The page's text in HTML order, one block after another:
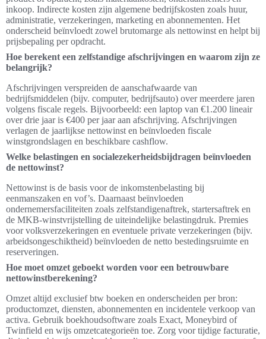
inkoop. Indirecte kosten zijn algemene bedrijfskosten zoals huur,
administratie, verzekeringen, marketing en abonnementen. Het
onderscheid beïnvloedt zowel brutomarge als nettowinst en helpt bij
prijsbepaling per opdracht.
Hoe berekent een zelfstandige afschrijvingen en waarom zijn ze
belangrijk?
Afschrijvingen verspreiden de aanschafwaarde van
bedrijfsmiddelen (bijv. computer, bedrijfsauto) over meerdere jaren
volgens fiscale regels. Bijvoorbeeld: een laptop van €1.200 lineair
over drie jaar is €400 per jaar aan afschrijving. Afschrijvingen
verlagen de jaarlijkse nettowinst en beïnvloeden fiscale
winstgrondslagen en beschikbare cashflow.
Welke belastingen en socialezekerheidsbijdragen beïnvloeden
de nettowinst?
Nettowinst is de basis voor de inkomstenbelasting bij
eenmanszaken en vof’s. Daarnaast beïnvloeden
ondernemersfaciliteiten zoals zelfstandigenaftrek, startersaftrek en
de MKB-winstvrijstelling de uiteindelijke belastingdruk. Premies
voor volksverzekeringen en eventuele private verzekeringen (bijv.
arbeidsongeschiktheid) beïnvloeden de netto bestedingsruimte en
reserveringen.
Hoe moet omzet geboekt worden voor een betrouwbare
nettowinstberekening?
Omzet altijd exclusief btw boeken en onderscheiden per bron:
productomzet, diensten, abonnementen en incidentele verkoop van
activa. Gebruik boekhoudsoftware zoals Exact, Moneybird of
Twinfield en wijs omzetcategorieën toe. Zorg voor tijdige facturatie,